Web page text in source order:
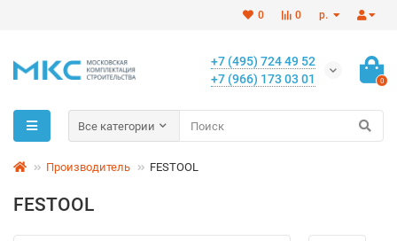
р.
0
0
+7 (495) 724 49 52
+7 (966) 173 03 01
0
Все категории
Производитель FESTOOL
FESTOOL